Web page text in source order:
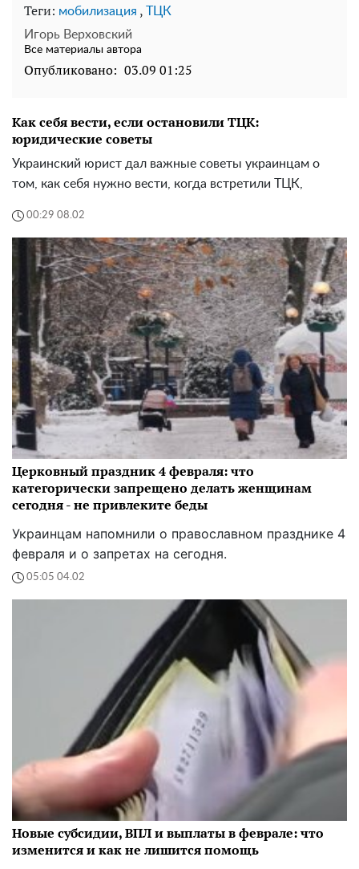
Теги: мобилизация ,
ТЦК
Игорь Верховский
Все материалы автора
Опубликовано: 03.09 01:25
Как себя вести, если остановили ТЦК:
юридические советы
Украинский юрист дал важные советы украинцам о
том, как себя нужно вести, когда встретили ТЦК,
00:29 08.02
Церковный праздник 4 февраля: что
категорически запрещено делать женщинам
сегодня - не привлеките беды
Украинцам напомнили о православном празднике 4
февраля и о запретах на сегодня.
05:05 04.02
Новые субсидии, ВПЛ и выплаты в феврале: что
изменится и как не лишится помощь